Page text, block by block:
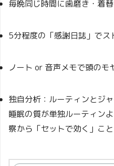
毎晩同じ時間に歯磨き・着
5分程度の「感謝日誌」でス
ノート or 音声メモで頭のモ
独自分析：ルーティンとジ
睡眠の質が単独ルーティン
察から「セットで効く」こ